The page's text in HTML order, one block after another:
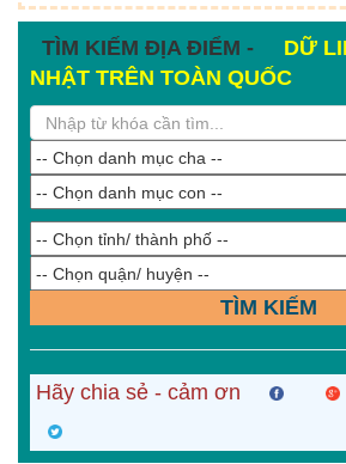
TÌM KIẾM ĐỊA ĐIỂM -
DỮ
NHẬT TRÊN TOÀN QUỐC
TÌM KIẾM
Hãy chia sẻ - cảm ơn